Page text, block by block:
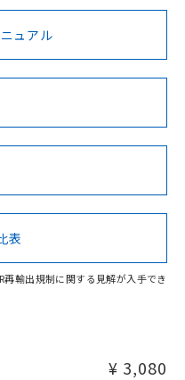
く前に、以下を必ずお読
Cd Cr(VI)
性があります。
BV型式承認
（フランス
KR型式
（韓国
No No
格認証/適合状況ページへ
ージからご検索ください
ュアル
表
輸出規制に関する見解が入手でき
¥ 3,080